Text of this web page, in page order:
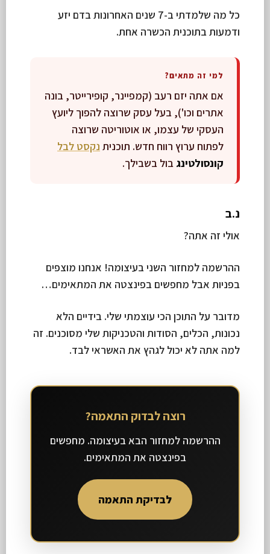
כל מה שלמדתי ב-7 שנים האחרונות בדם יזע
ודמעות בתוכנית הכשרה אחת.
למי זה מתאים?
אם אתה יזם רעב (קמפיינר, קופירייטר, בונה
אתרים וכו'), בעל עסק שרוצה להפוך ליועץ
העסקי של עצמו, או אוטוריטה שרוצה
לפתוח ערוץ רווח חדש. תוכנית נקסט לבל
קונסולטינגבול בשבילך.
נ.ב
אולי זה אתה?
ההרשמה למחזור השני בעיצומה! אנחנו מוצפים
בפניות אבל מחפשים בפינצטה את המתאימים…
מדובר על התוכן הכי עוצמתי שלי. בידיים הלא
נכונות, הכלים, הסודות והטכניקות שלי מסוכנים. זה
למה אתה לא יכול לגהץ את האשראי לבד.
רוצה לבדוק התאמה?
ההרשמה למחזור הבא בעיצומה. מחפשים
בפינצטה את המתאימים.
לבדיקת התאמה